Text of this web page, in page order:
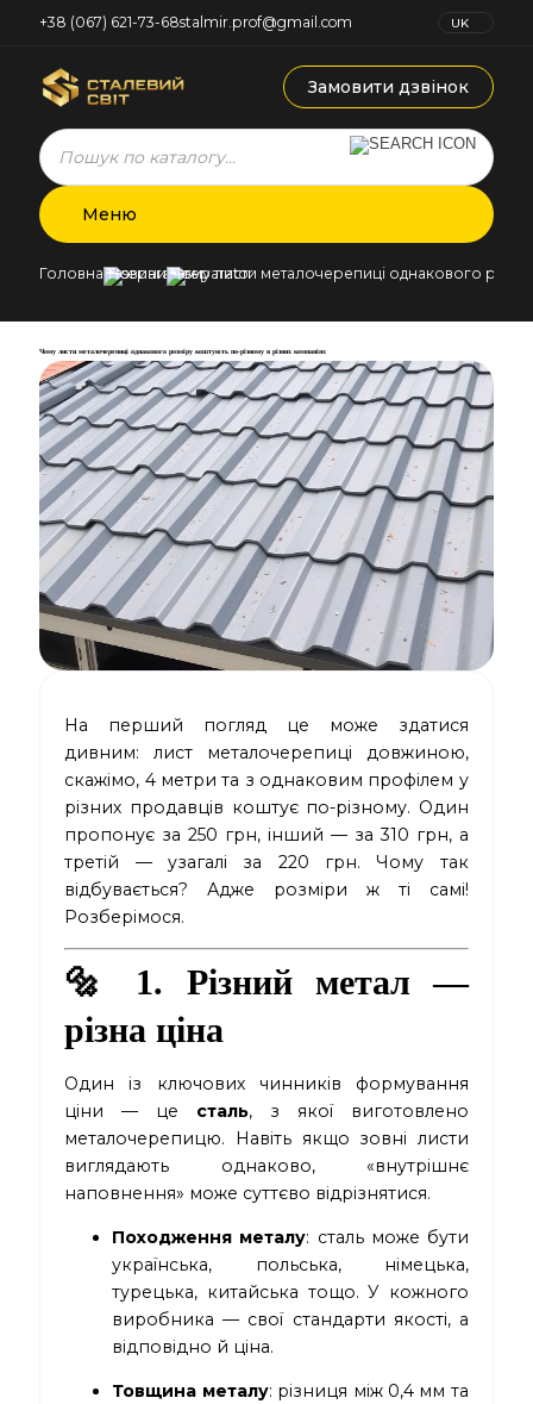
+38 (067) 621-73-68stalmir.prof@gmail.com
UK
Замовити дзвінок
Products
search
Меню
Головна Новини Чому листи металочерепиці однакового
Чому листи металочерепиці однакового розміру коштують по-різному в різних компаніях
На перший погляд це може здатися
дивним: лист металочерепиці довжиною,
скажімо, 4 метри та з однаковим профілем у
різних продавців коштує по-різному. Один
пропонує за 250 грн, інший — за 310 грн, а
третій — узагалі за 220 грн. Чому так
відбувається? Адже розміри ж ті самі!
Розберімося.
🔩 1. Різний метал —
різна ціна
Один із ключових чинників формування
ціни — це сталь, з якої виготовлено
металочерепицю. Навіть якщо зовні листи
виглядають однаково, «внутрішнє
наповнення» може суттєво відрізнятися.
Походження металу: сталь може бути
українська, польська, німецька,
турецька, китайська тощо. У кожного
виробника — свої стандарти якості, а
відповідно й ціна.
Товщина металу: різниця між 0,4 мм та